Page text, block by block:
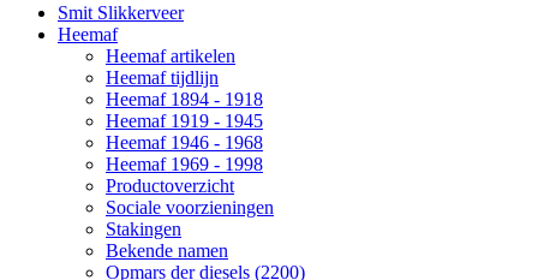
Smit Slikkerveer
Heemaf
Heemaf artikelen
Heemaf tijdlijn
Heemaf 1894 - 1918
Heemaf 1919 - 1945
Heemaf 1946 - 1968
Heemaf 1969 - 1998
Productoverzicht
Sociale voorzieningen
Stakingen
Bekende namen
Opmars der diesels (2200)